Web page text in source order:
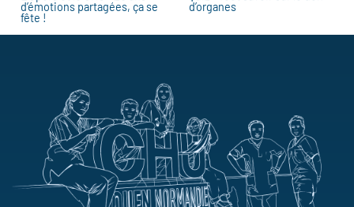
d’émotions partagées, ça se
fête !
d’organes